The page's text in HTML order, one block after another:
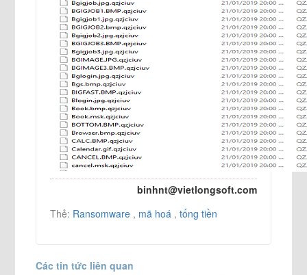
binhnt@vietlongsoft.com
Thẻ: Ransomware , mã hoá ,tống tiền
Các tin tức liên quan